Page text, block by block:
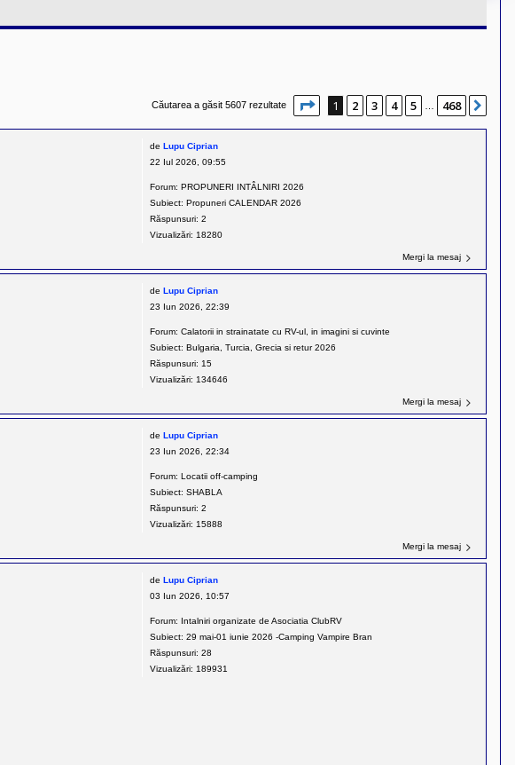
Căutarea a găsit 5607 rezultate Pagina din 468
1 2 3 4 5 468
de Lupu Ciprian
22 Iul 2026, 09:55
Forum: PROPUNERI INTÂLNIRI 2026
Subiect: Propuneri CALENDAR 2026
Răspunsuri: 2
Vizualizări: 18280
Mergi la mesaj
de Lupu Ciprian
23 Iun 2026, 22:39
Forum: Calatorii in strainatate cu RV-ul, in imagini si cuvinte
Subiect: Bulgaria, Turcia, Grecia si retur 2026
Răspunsuri: 15
Vizualizări: 134646
Mergi la mesaj
de Lupu Ciprian
23 Iun 2026, 22:34
Forum: Locatii off-camping
Subiect: SHABLA
Răspunsuri: 2
Vizualizări: 15888
Mergi la mesaj
de Lupu Ciprian
03 Iun 2026, 10:57
Forum: Intalniri organizate de Asociatia ClubRV
Subiect: 29 mai-01 iunie 2026 -Camping Vampire Bran
Răspunsuri: 28
Vizualizări: 189931